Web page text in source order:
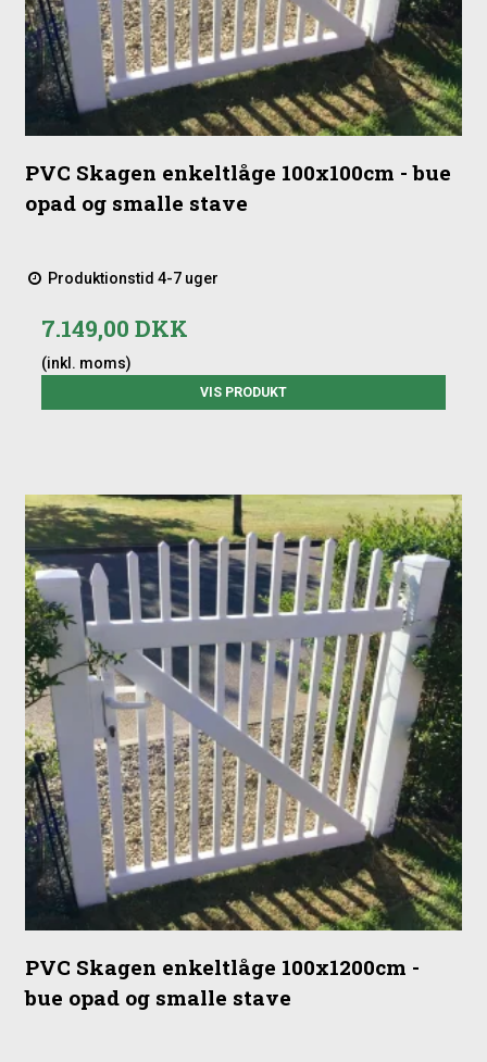
PVC Skagen enkeltlåge 100x100cm - bue
opad og smalle stave
Produktionstid 4-7 uger
7.149,00 DKK
(inkl. moms)
VIS PRODUKT
PVC Skagen enkeltlåge 100x1200cm -
bue opad og smalle stave